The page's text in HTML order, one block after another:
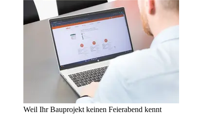
Weil Ihr Bauprojekt keinen Feierabend kennt